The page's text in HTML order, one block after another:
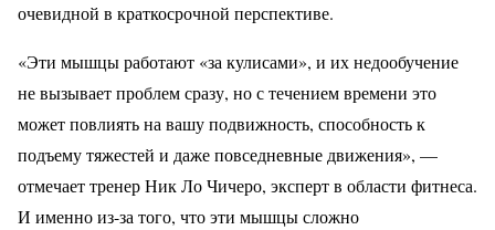
очевидной в краткосрочной перспективе.
«Эти мышцы работают «за кулисами», и их недообучение
не вызывает проблем сразу, но с течением времени это
может повлиять на вашу подвижность, способность к
подъему тяжестей и даже повседневные движения», —
отмечает тренер Ник Ло Чичеро, эксперт в области фитнеса.
И именно из-за того, что эти мышцы сложно